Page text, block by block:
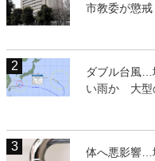
市教委が懲
ダブル台風…
い雨か 大型
体へ悪影響…